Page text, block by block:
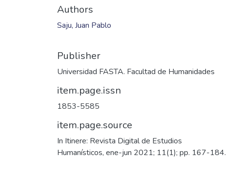
Authors
Saju, Juan Pablo
Publisher
Universidad FASTA. Facultad de Humanidades
item.page.issn
1853-5585
item.page.source
In Itinere: Revista Digital de Estudios
Humanísticos, ene-jun 2021; 11(1); pp. 167-184.